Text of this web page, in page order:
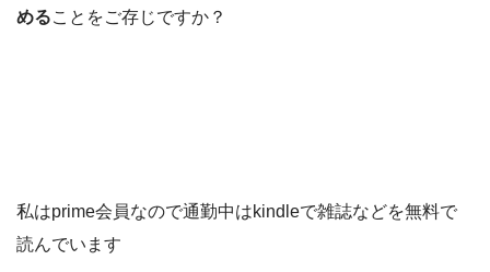
めることをご存じですか？
私はprime会員なので通勤中はkindleで雑誌などを無料で
読んでいます